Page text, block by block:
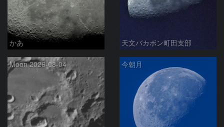
かあ 天文バカボン町田支部
Moon 2026-08-04 今朝月